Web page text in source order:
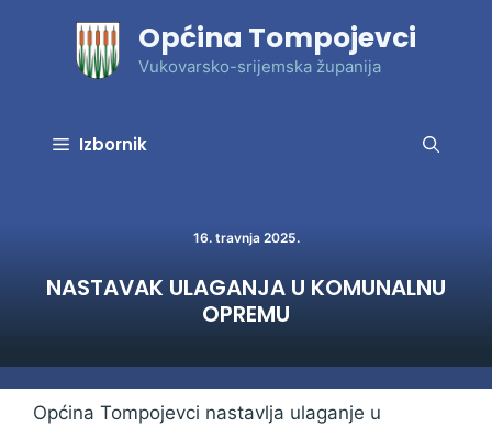
Općina Tompojevci
Vukovarsko-srijemska županija
Izbornik
16. travnja 2025.
NASTAVAK ULAGANJA U KOMUNALNU
OPREMU
Općina Tompojevci nastavlja ulaganje u